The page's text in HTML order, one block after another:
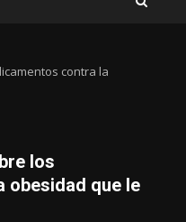
contra la
los
obesidad que le